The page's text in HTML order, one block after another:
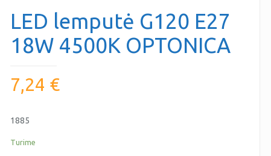
LED lemputė G120 E27
18W 4500K OPTONICA
7,24 €
1885
Turime